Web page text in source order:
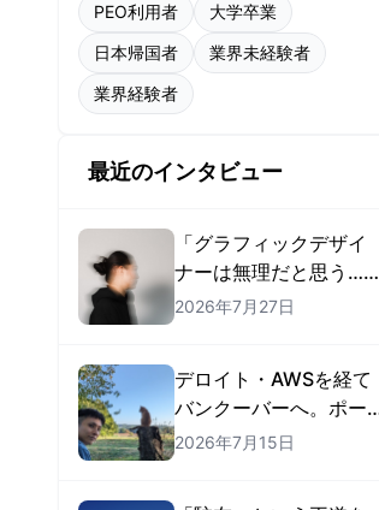
PEO利用者
大学卒業
日本帰国者
業界未経験者
業界経験者
最近のインタビュー
「グラフィックデザイ
ナーは無理だと思う…」
から始まった — 紙のア
就職するまで
2026年7月27日
デロイト・AWSを経て
バンクーバーへ。ポー
トフォリオで「AIエン
2026年7月15日